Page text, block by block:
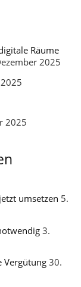
Räume
2025
2025
umsetzen 5.
3.
Vergütung 30.